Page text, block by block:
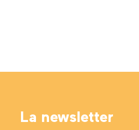
La newsletter